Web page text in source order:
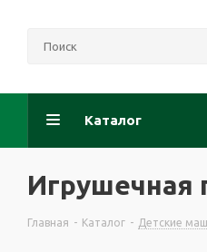
Каталог
Игрушечная
Главная - Каталог - Детские